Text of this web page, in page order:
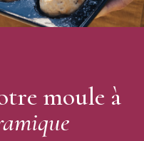
moule à